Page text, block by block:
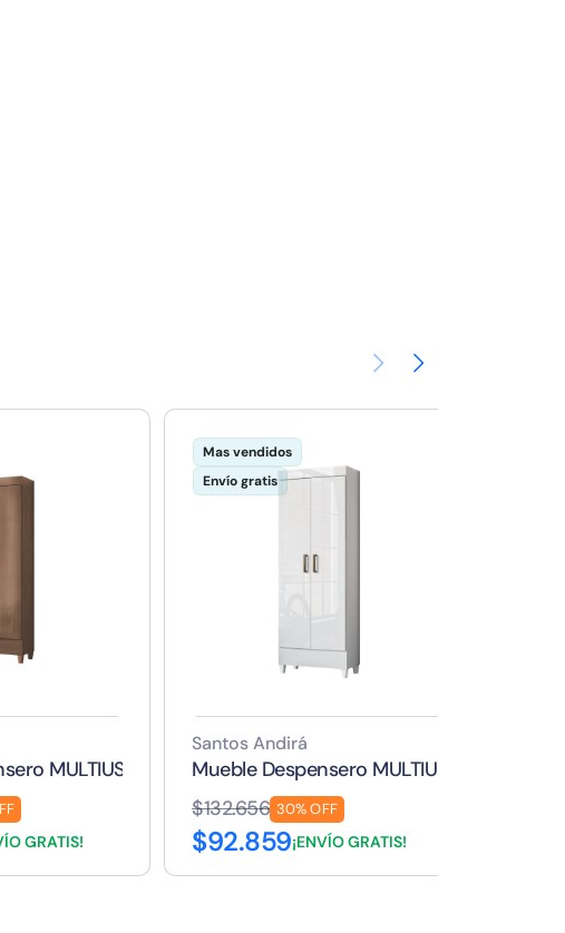
MULTIUSO FIT 2 PUERTAS MARRON
GRATIS!
Mas vendidos
Envío gratis
Santos Andirá
Mueble Despensero MULTIUSO FIT 2
$132.656 30% OFF
$92.859¡ENVÍO GRATIS!